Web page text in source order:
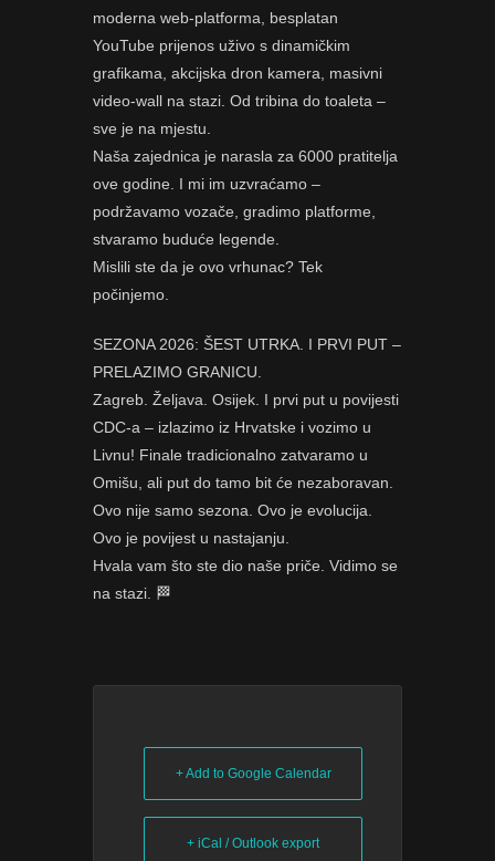
moderna web-platforma, besplatan
YouTube prijenos uživo s dinamičkim
grafikama, akcijska dron kamera, masivni
video-wall na stazi. Od tribina do toaleta –
sve je na mjestu.
Naša zajednica je narasla za 6000 pratitelja
ove godine. I mi im uzvraćamo –
podržavamo vozače, gradimo platforme,
stvaramo buduće legende.
Mislili ste da je ovo vrhunac? Tek
počinjemo.
SEZONA 2026: ŠEST UTRKA. I PRVI PUT –
PRELAZIMO GRANICU.
Zagreb. Željava. Osijek. I prvi put u povijesti
CDC-a – izlazimo iz Hrvatske i vozimo u
Livnu! Finale tradicionalno zatvaramo u
Omišu, ali put do tamo bit će nezaboravan.
Ovo nije samo sezona. Ovo je evolucija.
Ovo je povijest u nastajanju.
Hvala vam što ste dio naše priče. Vidimo se
na stazi. 🏁
+ Add to Google Calendar
+ iCal / Outlook export